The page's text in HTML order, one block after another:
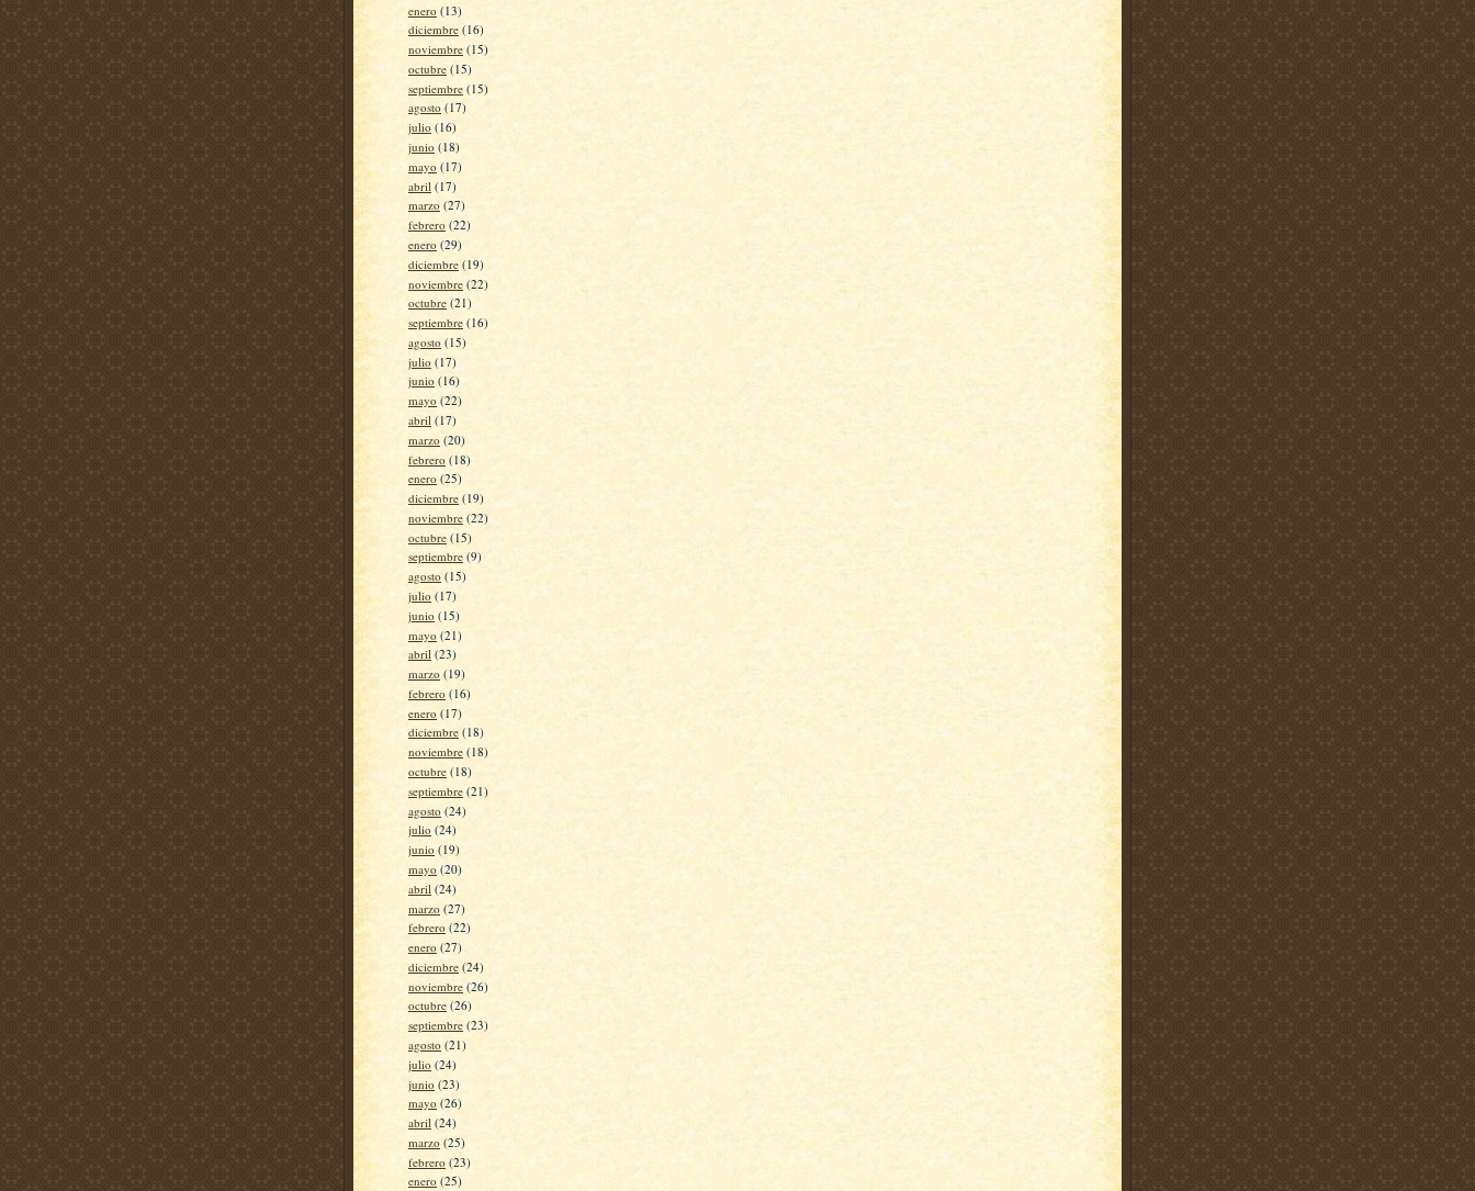
enero (13)
diciembre (16)
noviembre (15)
octubre (15)
septiembre (15)
agosto (17)
julio (16)
junio (18)
mayo (17)
abril (17)
marzo (27)
febrero (22)
enero (29)
diciembre (19)
noviembre (22)
octubre (21)
septiembre (16)
agosto (15)
julio (17)
junio (16)
mayo (22)
abril (17)
marzo (20)
febrero (18)
enero (25)
diciembre (19)
noviembre (22)
octubre (15)
septiembre (9)
agosto (15)
julio (17)
junio (15)
mayo (21)
abril (23)
marzo (19)
febrero (16)
enero (17)
diciembre (18)
noviembre (18)
octubre (18)
septiembre (21)
agosto (24)
julio (24)
junio (19)
mayo (20)
abril (24)
marzo (27)
febrero (22)
enero (27)
diciembre (24)
noviembre (26)
octubre (26)
septiembre (23)
agosto (21)
julio (24)
junio (23)
mayo (26)
abril (24)
marzo (25)
febrero (23)
enero (25)